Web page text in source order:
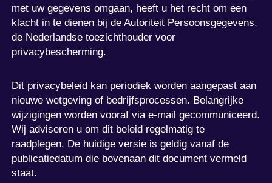
met uw gegevens omgaan, heeft u het recht om een
klacht in te dienen bij de Autoriteit Persoonsgegevens,
de Nederlandse toezichthouder voor
privacybescherming.
Dit privacybeleid kan periodiek worden aangepast aan
nieuwe wetgeving of bedrijfsprocessen. Belangrijke
wijzigingen worden vooraf via e-mail gecommuniceerd.
Wij adviseren u om dit beleid regelmatig te
raadplegen. De huidige versie is geldig vanaf de
publicatiedatum die bovenaan dit document vermeld
staat.